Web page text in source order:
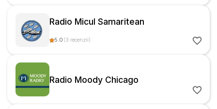
Radio Micul Samaritean
5.0 (3 recenzii)
Radio Moody Chicago